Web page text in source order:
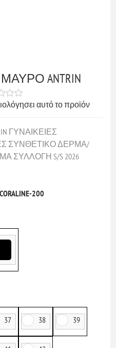
ΜΑΥΡΟ ANTRIN
αυτό το προϊόν
ΓΥΝΑΙΚΕΙΕΣ
ΣΥΝΘΕΤΙΚΟ ΔΕΡΜΑ/
ΣΥΛΛΟΓΗ S/S 2026
200
37 38 39